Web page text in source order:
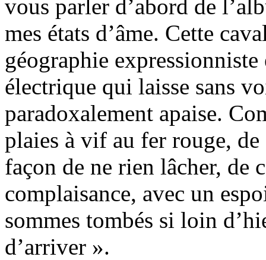
vous parler d’abord de
mes états d’âme. Cette
géographie
électrique qui laisse sans
paradoxalement apaise.
plaies à vif au fer rouge,
façon de ne rien lâcher, de
complaisance, avec un
sommes tombés si loin
d’arriver ».